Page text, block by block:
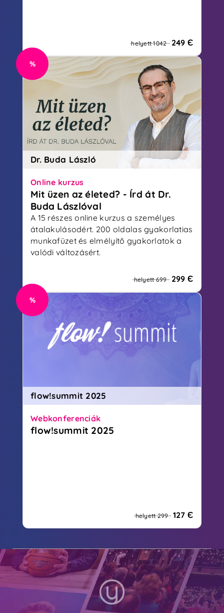
helyett 1042 249 Є
%
Dr. Buda László
Online kurzus
Mit üzen az életed? - Írd át Dr.
Buda Lászlóval
A 15 részes online kurzus a személyes
átalakulásodért. 200 oldalas gyakorlatias
munkafüzet és elmélyítő gyakorlatok a
valódi változásért.
helyett 699 299 Є
%
flow!summit 2025
Webkonferenciák
flow!summit 2025
helyett 299 127 Є